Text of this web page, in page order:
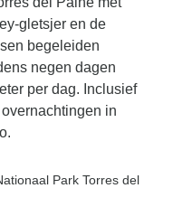
gletsjer en de
begeleiden
negen dagen
per dag. Inclusief
in
Park Torres del